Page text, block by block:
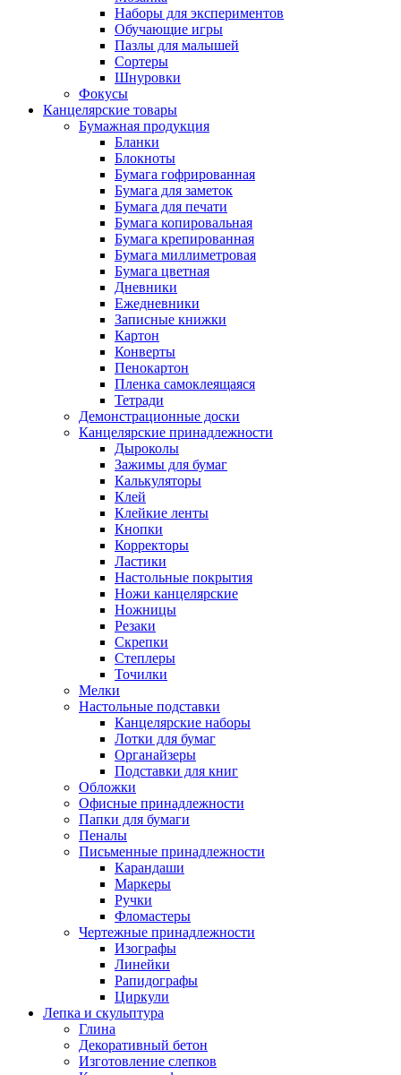
Наборы для экспериментов
Обучающие игры
Пазлы для малышей
Сортеры
Шнуровки
Фокусы
Канцелярские товары
Бумажная продукция
Бланки
Блокноты
Бумага гофрированная
Бумага для заметок
Бумага для печати
Бумага копировальная
Бумага крепированная
Бумага миллиметровая
Бумага цветная
Дневники
Ежедневники
Записные книжки
Картон
Конверты
Пенокартон
Пленка самоклеящаяся
Тетради
Демонстрационные доски
Канцелярские принадлежности
Дыроколы
Зажимы для бумаг
Калькуляторы
Клей
Клейкие ленты
Кнопки
Корректоры
Ластики
Настольные покрытия
Ножи канцелярские
Ножницы
Резаки
Скрепки
Степлеры
Точилки
Мелки
Настольные подставки
Канцелярские наборы
Лотки для бумаг
Органайзеры
Подставки для книг
Обложки
Офисные принадлежности
Папки для бумаги
Пеналы
Письменные принадлежности
Карандаши
Маркеры
Ручки
Фломастеры
Чертежные принадлежности
Изографы
Линейки
Рапидографы
Циркули
Лепка и скульптура
Глина
Декоративный бетон
Изготовление слепков